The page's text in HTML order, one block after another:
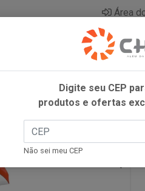
Área
AP 500ML
Digite seu CEP
produtos e ofertas
Não sei meu CEP